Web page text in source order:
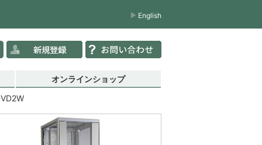
English
オンラインショップ